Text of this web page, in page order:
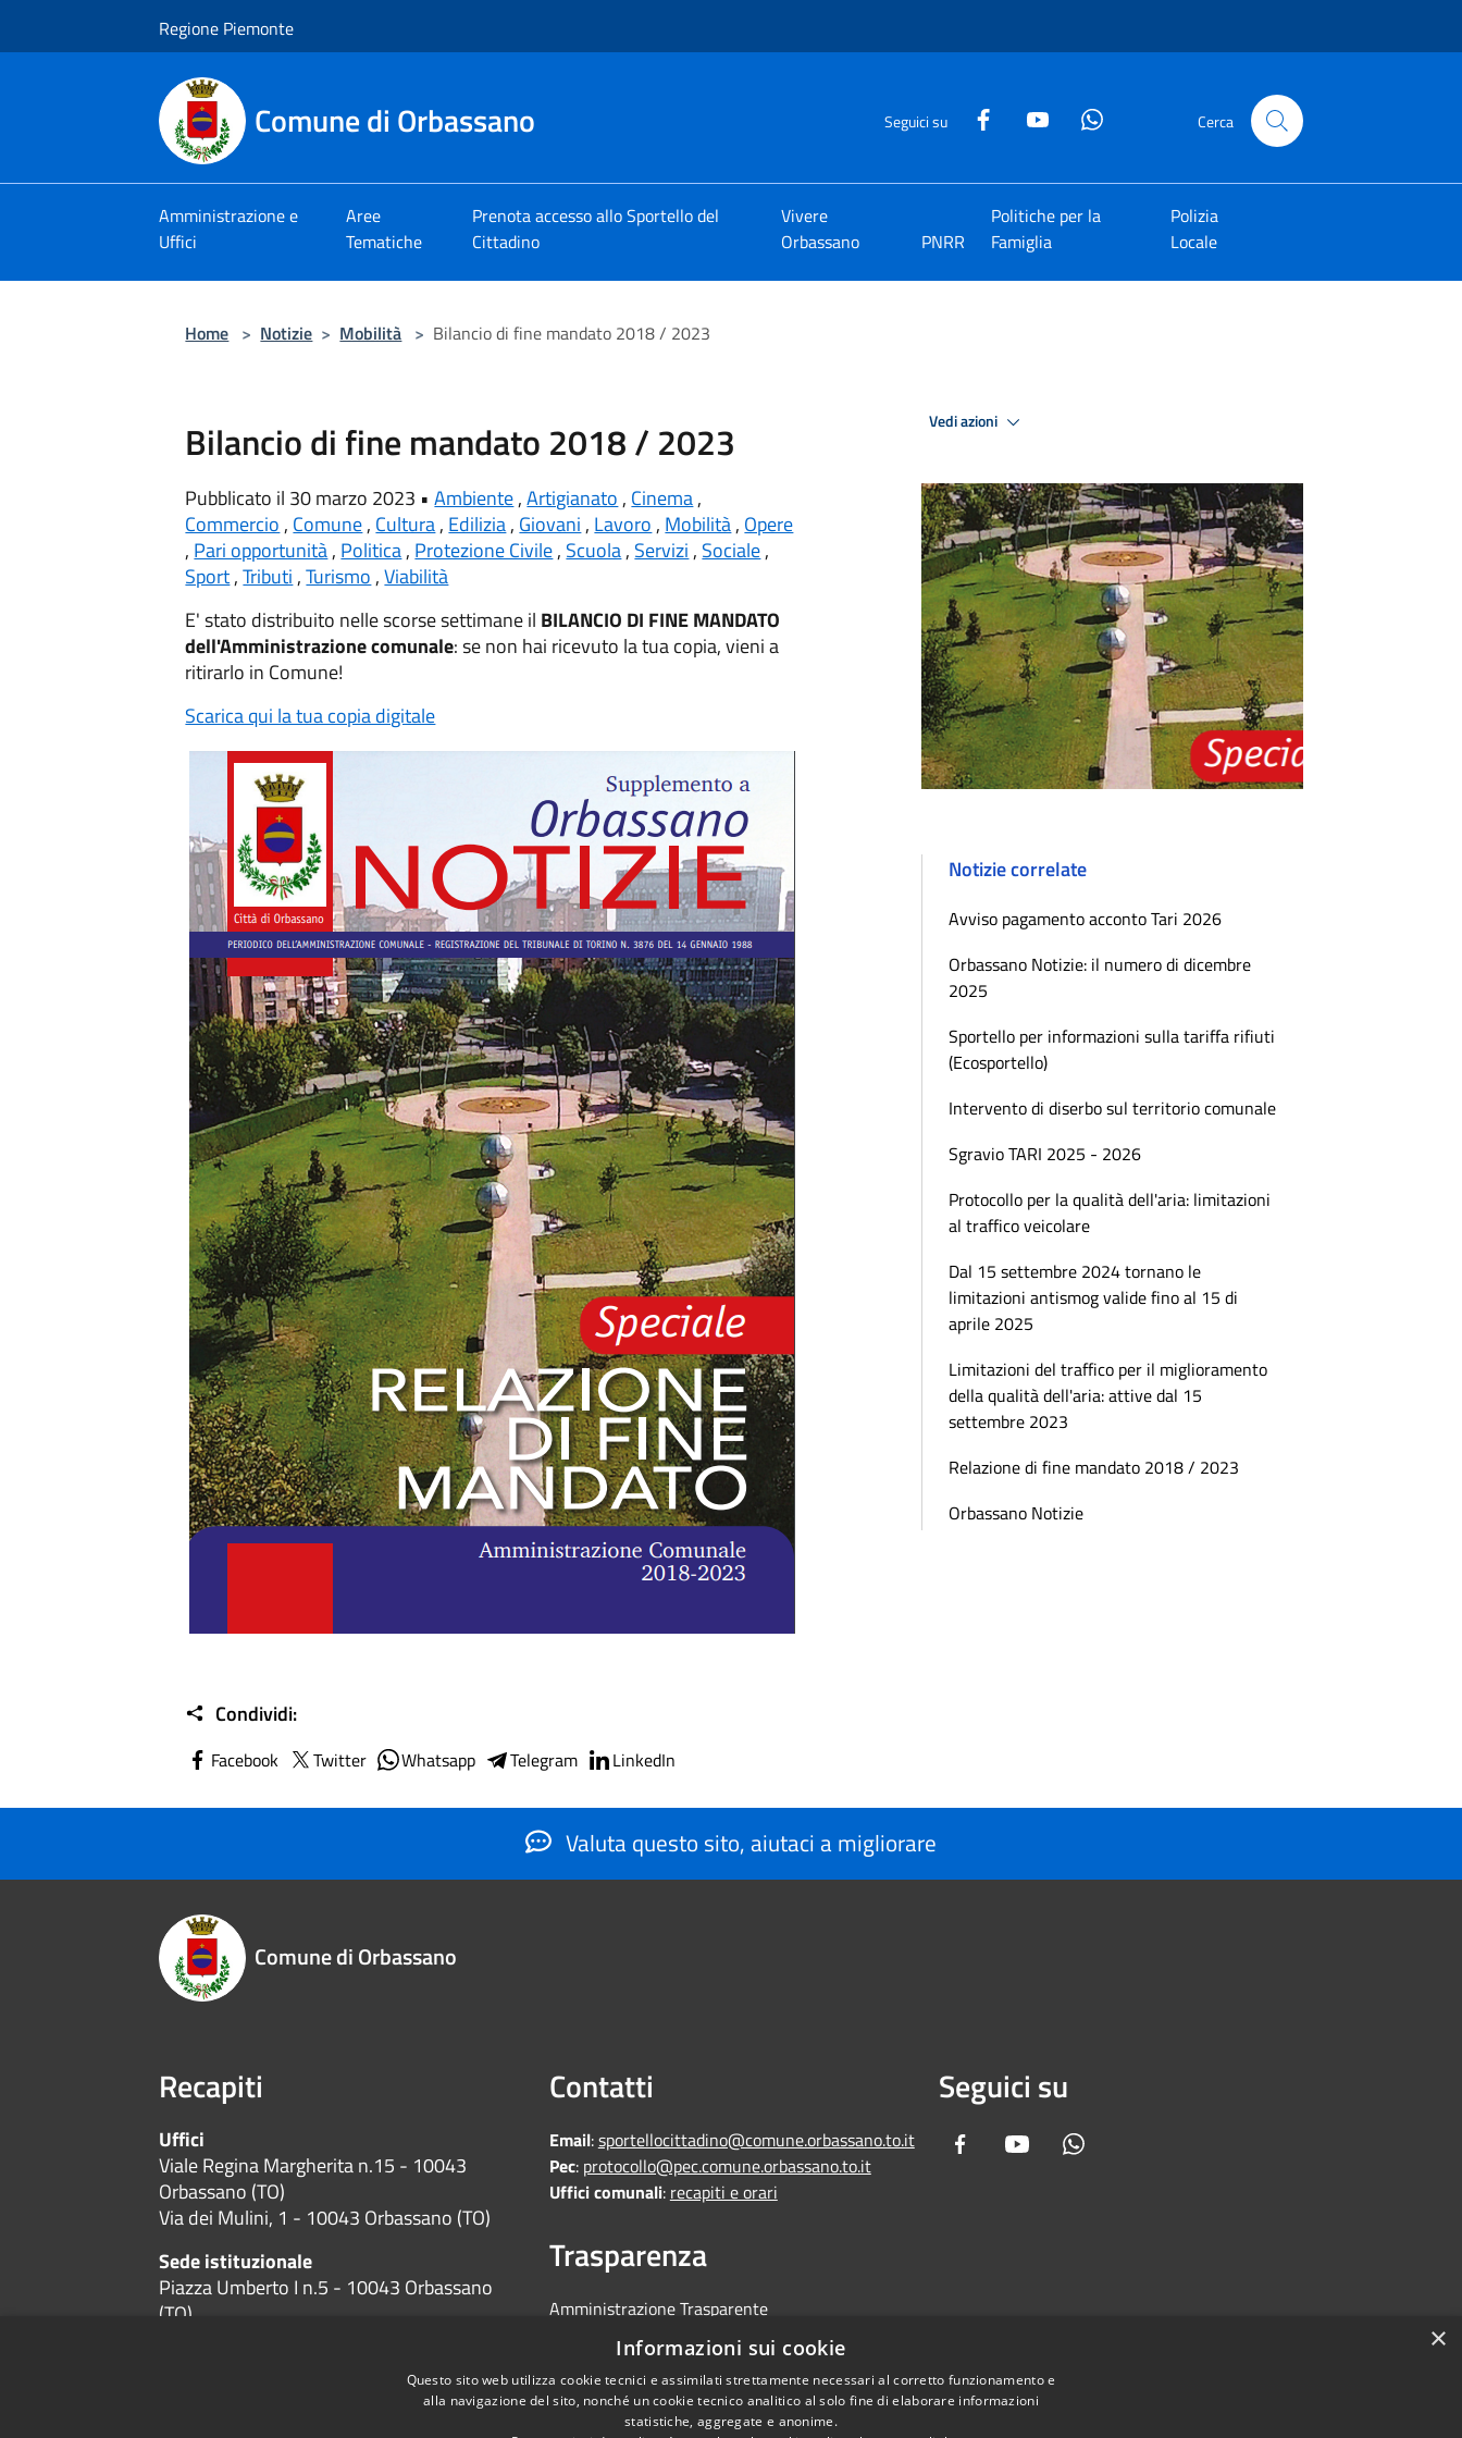
Regione Piemonte
Comune di Orbassano Seguici su Cerca
Amministrazione e
Uffici
Aree
Tematiche
Prenota accesso allo Sportello del
Cittadino
Vivere
Orbassano
PNRR
Politiche per la
Famiglia
Polizia
Locale
Home > Notizie > Mobilità > Bilancio di fine mandato 2018 / 2023
Bilancio di fine mandato 2018 / 2023
Pubblicato il 30 marzo 2023 •Ambiente,Artigianato , Cinema,
Commercio , Comune, Cultura, Edilizia, Giovani , Lavoro , Mobilità, Opere
, Pari opportunità, Politica, Protezione Civile, Scuola, Servizi , Sociale,
Sport,Tributi ,Turismo ,Viabilità
E' stato distribuito nelle scorse settimane il BILANCIO DI FINE MANDATO
dell'Amministrazione comunale: se non hai ricevuto la tua copia, vieni a
ritirarlo in Comune!
Scarica qui la tua copia digitale
Condividi:
Facebook Twitter Whatsapp Telegram LinkedIn
Vedi azioni
Notizie correlate
Avviso pagamento acconto Tari 2026
Orbassano Notizie: il numero di dicembre
2025
Sportello per informazioni sulla tariffa rifiuti
(Ecosportello)
Intervento di diserbo sul territorio comunale
Sgravio TARI 2025 - 2026
Protocollo per la qualità dell'aria: limitazioni
al traffico veicolare
Dal 15 settembre 2024 tornano le
limitazioni antismog valide fino al 15 di
aprile 2025
Limitazioni del traffico per il miglioramento
della qualità dell'aria: attive dal 15
settembre 2023
Relazione di fine mandato 2018 / 2023
Orbassano Notizie
Valuta questo sito, aiutaci a migliorare
Comune di Orbassano
Recapiti
Uffici
Viale Regina Margherita n.15 - 10043
Orbassano (TO)
Via dei Mulini, 1 - 10043 Orbassano (TO)
Sede istituzionale
Piazza Umberto I n.5 - 10043 Orbassano
(TO)
Contatti
Email:sportellocittadino@comune.orbassano.to.it
Pec: protocollo@pec.comune.orbassano.to.it
Uffici comunali: recapiti e orari
Trasparenza
Amministrazione Trasparente
Informative Privacy
Area riservata
Segnalazioni di non conformità
Seguici su
Facebook Youtube
×
Informazioni sui cookie
Questo sito web utilizza cookie tecnici e assimilati strettamente necessari al corretto funzionamento e
alla navigazione del sito, nonché un cookie tecnico analitico al solo fine di elaborare informazioni
statistiche, aggregate e anonime.